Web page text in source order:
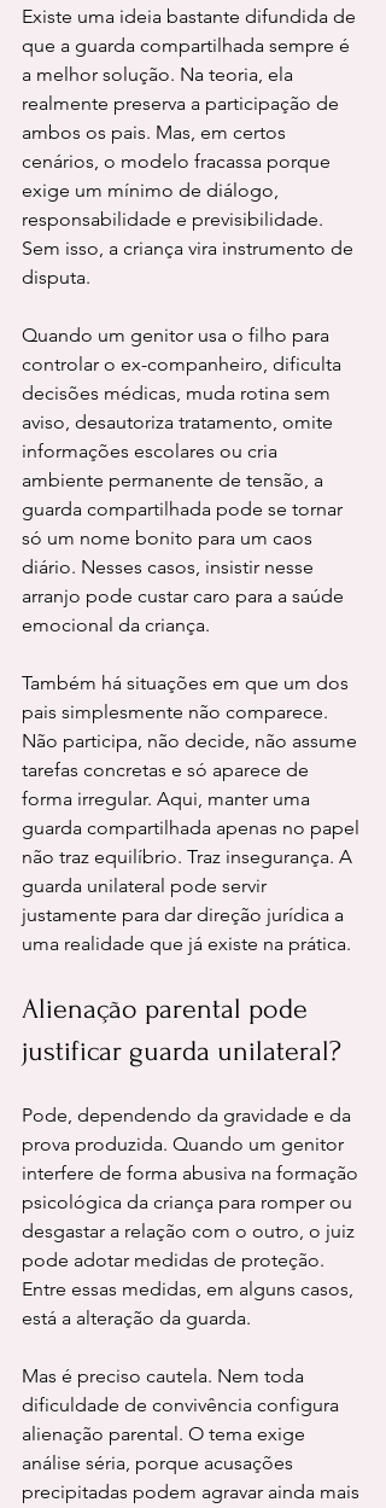
Existe uma ideia bastante difundida de
que a guarda compartilhada sempre é
a melhor solução. Na teoria, ela
realmente preserva a participação de
ambos os pais. Mas, em certos
cenários, o modelo fracassa porque
exige um mínimo de diálogo,
responsabilidade e previsibilidade.
Sem isso, a criança vira instrumento de
disputa.
Quando um genitor usa o filho para
controlar o ex-companheiro, dificulta
decisões médicas, muda rotina sem
aviso, desautoriza tratamento, omite
informações escolares ou cria
ambiente permanente de tensão, a
guarda compartilhada pode se tornar
só um nome bonito para um caos
diário. Nesses casos, insistir nesse
arranjo pode custar caro para a saúde
emocional da criança.
Também há situações em que um dos
pais simplesmente não comparece.
Não participa, não decide, não assume
tarefas concretas e só aparece de
forma irregular. Aqui, manter uma
guarda compartilhada apenas no papel
não traz equilíbrio. Traz insegurança. A
guarda unilateral pode servir
justamente para dar direção jurídica a
uma realidade que já existe na prática.
Alienação parental pode
justificar guarda unilateral?
Pode, dependendo da gravidade e da
prova produzida. Quando um genitor
interfere de forma abusiva na formação
psicológica da criança para romper ou
desgastar a relação com o outro, o juiz
pode adotar medidas de proteção.
Entre essas medidas, em alguns casos,
está a alteração da guarda.
Mas é preciso cautela. Nem toda
dificuldade de convivência configura
alienação parental. O tema exige
análise séria, porque acusações
precipitadas podem agravar ainda mais